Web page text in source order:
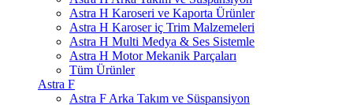
Astra H Karoseri ve Kaporta Ürünler
Astra H Karoser iç Trim Malzemeleri
Astra H Multi Medya & Ses Sistemle
Astra H Motor Mekanik Parçaları
Tüm Ürünler
Astra F
Astra F Arka Takım ve Süspansiyon